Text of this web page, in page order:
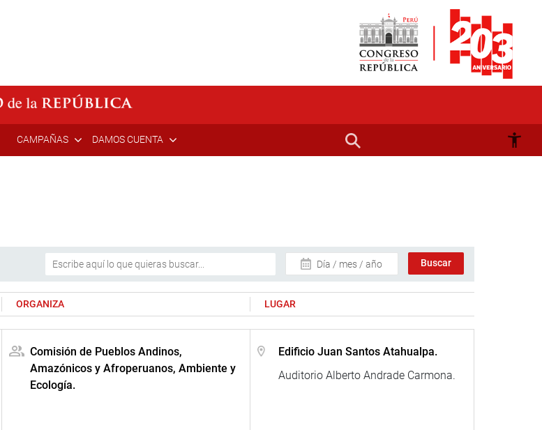
CAMPAÑAS DAMOS CUENTA
Día / mes / año
ORGANIZA LUGAR
Comisión de Pueblos Andinos,
Amazónicos y Afroperuanos, Ambiente y
Ecología.
Edificio Juan Santos Atahualpa.
Auditorio Alberto Andrade Carmona.